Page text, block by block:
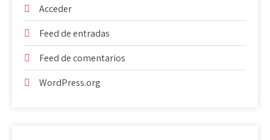
Acceder
Feed de entradas
Feed de comentarios
WordPress.org